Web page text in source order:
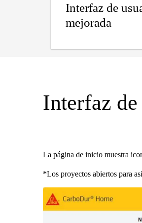
Interfaz de
mejorada
Interfaz
La página de inicio muestra
*Los proyectos abiertos para